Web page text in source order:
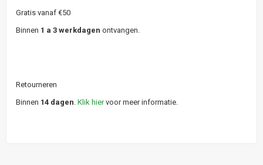
Gratis vanaf €50
Binnen 1 a 3 werkdagen ontvangen.
Retourneren
Binnen 14 dagen Klik hiervoor meer informatie.